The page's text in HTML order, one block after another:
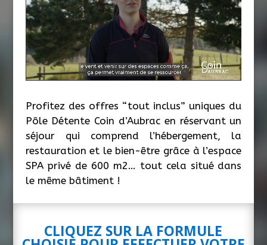
Profitez des offres “tout inclus” uniques du
Pôle Détente Coin d’Aubrac en réservant un
séjour qui comprend l’hébergement, la
restauration et le bien-être grâce à l’espace
SPA privé de 600 m2… tout cela situé dans
le même bâtiment !
CLIQUEZ SUR LA FORMULE